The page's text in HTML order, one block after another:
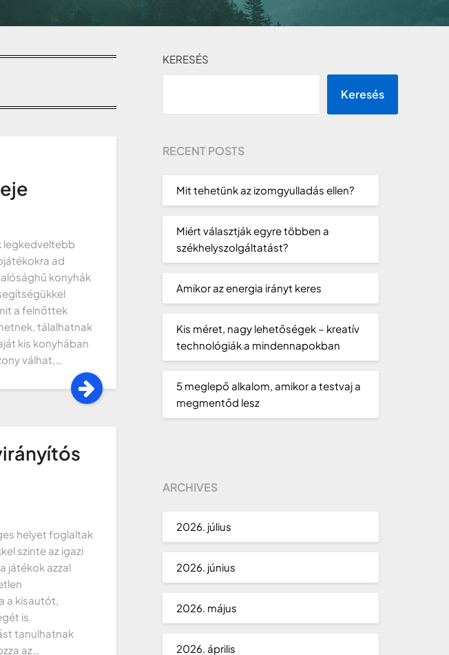
legkedveltebb
ad
konyhák
a felnőttek
tálalhatnak
kis konyhában
válhat,…
helyet foglaltak
szinte az igazi
játékok azzal
a kisautót,
is.
tanulhatnak
az…
KERESÉS
Keresés
RECENT POSTS
Mit tehetünk az izomgyulladás ellen?
Miért választják egyre többen a
székhelyszolgáltatást?
Amikor az energia irányt keres
Kis méret, nagy lehetőségek – kreatív
technológiák a mindennapokban
5 meglepő alkalom, amikor a testvaj a
megmentőd lesz
ARCHIVES
2026. július
2026. június
2026. május
2026. április